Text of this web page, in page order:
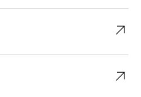
↗︎
↗︎